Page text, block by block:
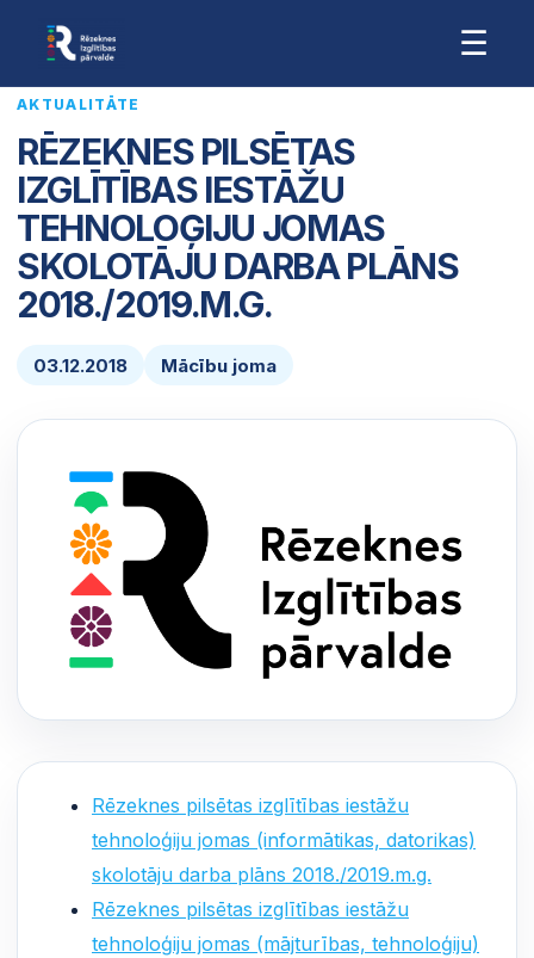
☰
AKTUALITĀTE
RĒZEKNES PILSĒTAS
IZGLĪTĪBAS IESTĀŽU
TEHNOLOĢIJU JOMAS
SKOLOTĀJU DARBA PLĀNS
2018./2019.M.G.
03.12.2018 Mācību joma
Rēzeknes pilsētas izglītības iestāžu
tehnoloģiju jomas (informātikas, datorikas)
skolotāju darba plāns 2018./2019.m.g.
Rēzeknes pilsētas izglītības iestāžu
tehnoloģiju jomas (mājturības, tehnoloģiju)